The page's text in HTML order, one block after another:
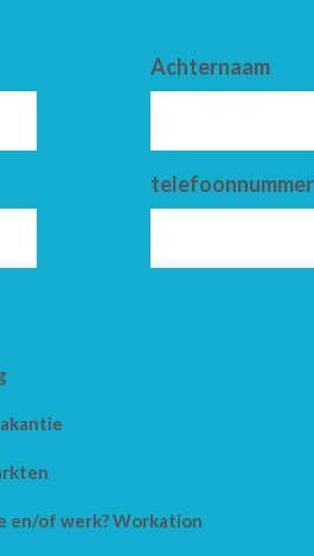
Achternaam
telefoonnummer
en/of werk? Workation